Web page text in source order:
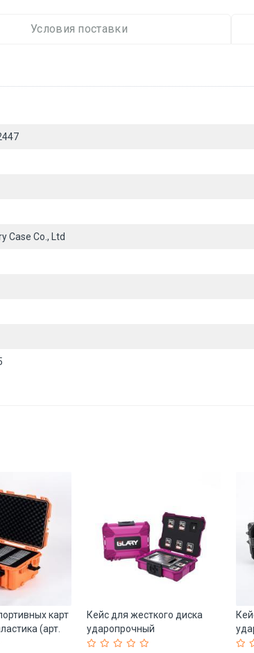
Условия поставки
Case Co., Ltd
карт
(арт.
Кейс для жесткого диска
ударопрочный
пылезащитный (арт. 25-